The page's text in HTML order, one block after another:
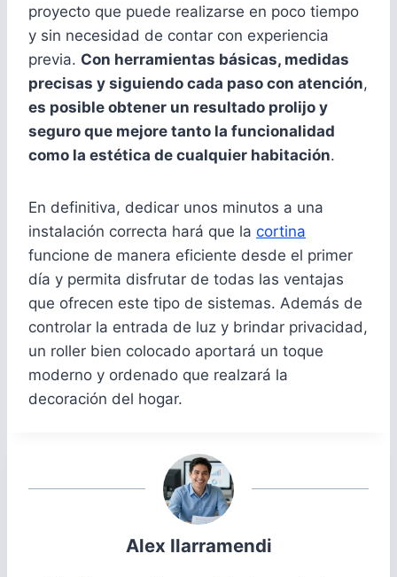
proyecto que puede realizarse en poco tiempo
y sin necesidad de contar con experiencia
previa. Con herramientas básicas, medidas
precisas y siguiendo cada paso con atención,
es posible obtener un resultado prolijo y
seguro que mejore tanto la funcionalidad
como la estética de cualquier habitación.
En definitiva, dedicar unos minutos a una
instalación correcta hará que la cortina
funcione de manera eficiente desde el primer
día y permita disfrutar de todas las ventajas
que ofrecen este tipo de sistemas. Además de
controlar la entrada de luz y brindar privacidad,
un roller bien colocado aportará un toque
moderno y ordenado que realzará la
decoración del hogar.
Alex Ilarramendi